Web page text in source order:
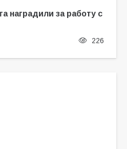
наградили за работу с
226